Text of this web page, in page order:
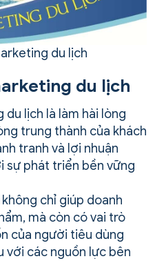
du lịch
du lịch
lịch là làm hài lòng
trung thành của khách
tranh và lợi nhuận
sự phát triển bền vững
chỉ giúp doanh
mà còn có vai trò
của người tiêu dùng
các nguồn lực bên